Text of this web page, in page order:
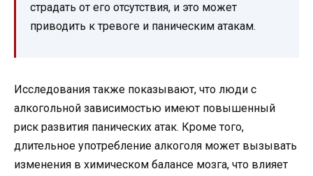
страдать от его отсутствия, и это может
приводить к тревоге и паническим атакам.
Исследования также показывают, что люди с
алкогольной зависимостью имеют повышенный
риск развития панических атак. Кроме того,
длительное употребление алкоголя может вызывать
изменения в химическом балансе мозга, что влияет